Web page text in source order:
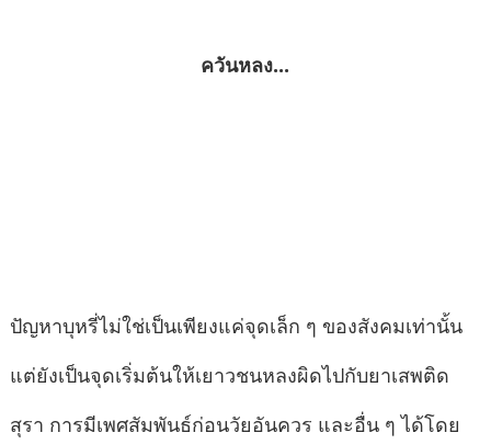
ควันหลง...
ปัญหาบุหรี่ไม่ใช่เป็นเพียงแค่จุดเล็ก ๆ ของสังคมเท่านั้น
แต่ยังเป็นจุดเริ่มต้นให้เยาวชนหลงผิดไปกับยาเสพติด
สุรา การมีเพศสัมพันธ์ก่อนวัยอันควร และอื่น ๆ ได้โดย